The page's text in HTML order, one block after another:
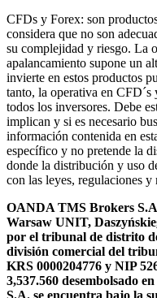
CFDs y Forex: son
considera que no son
su complejidad y riesgo. La
apalancamiento supone un
invierte en estos productos
tanto, la operativa en CFD´s
todos los inversores. Debe
implican y si es necesario
información contenida en
específico y no pretende la
donde la distribución y uso
con las leyes, regulaciones y
OANDA TMS Brokers
Warsaw UNIT,
por el tribunal de distrito
división comercial del
KRS 0000204776 y NIP
3,537.560 desembolsado